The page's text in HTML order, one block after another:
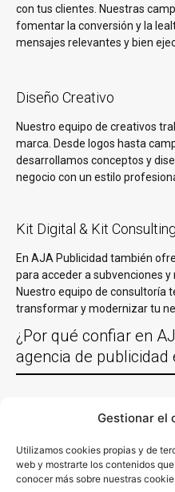
Gestionar el
Utilizamos cookies propias y de
web y mostrarte los contenidos
conocer más sobre nuestras
con tus clientes. Nuestras
fomentar la conversión y la
mensajes relevantes y bien
Diseño Creativo
Nuestro equipo de creativos
marca. Desde logos hasta
desarrollamos conceptos y
negocio con un estilo
Kit Digital & Kit Consulting
En AJA Publicidad también
para acceder a subvenciones y
Nuestro equipo de consultoría
transformar y modernizar tu
¿Por qué confiar en
agencia de publicidad
Pineda de Mar y en casi todas
de especialistas en las
comunicación. Es decir,